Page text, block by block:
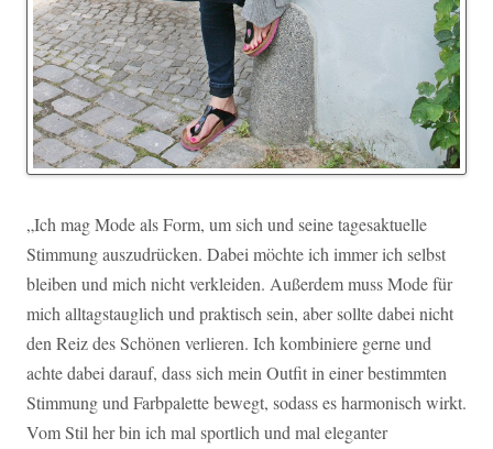
„Ich mag Mode als Form, um sich und seine tagesaktuelle
Stimmung auszudrücken. Dabei möchte ich immer ich selbst
bleiben und mich nicht verkleiden. Außerdem muss Mode für
mich alltagstauglich und praktisch sein, aber sollte dabei nicht
den Reiz des Schönen verlieren. Ich kombiniere gerne und
achte dabei darauf, dass sich mein Outfit in einer bestimmten
Stimmung und Farbpalette bewegt, sodass es harmonisch wirkt.
Vom Stil her bin ich mal sportlich und mal eleganter